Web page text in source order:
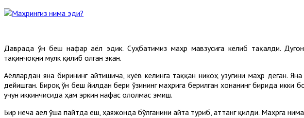
Даврада ўн беш нафар аёл эдик. Суҳбатимиз маҳр мавзусига келиб тақалди.
тақинчоқни мулк қилиб олган экан.
Аёллардан яна бирининг айтишича, куёв келинга таққан никоҳ узугини маҳр деган.
дейишган. Бироқ ўн беш йилдан бери ўзининг маҳрига берилган хонанинг бирида икки
учун иккинчисида ҳам эркин нафас ололмас эмиш.
Бир неча аёл ўша пайтда ёш, ҳаяжонда бўлганини айта туриб, аттанг қилди. Маҳрга